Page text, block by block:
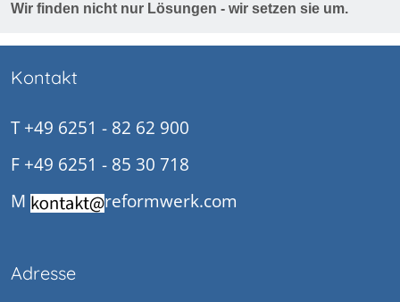
Wir finden nicht nur Lösungen - wir setzen sie um.
Kontakt
T +49 6251 - 82 62 900
F +49 6251 - 85 30 718
M
reformwerk.com
Adresse